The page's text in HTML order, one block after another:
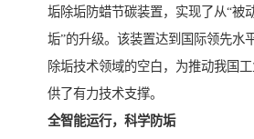
垢除垢防蜡节碳装置，实现了从“被
垢”的升级。该装置达到国际领先水
除垢技术领域的空白，为推动我国
供了有力技术支撑。
全智能运行，科学防垢